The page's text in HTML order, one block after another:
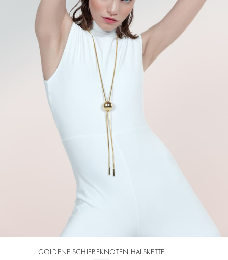
GOLDENE SCHIEBEKNOTEN-HALSKETTE